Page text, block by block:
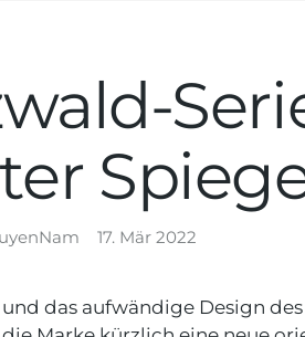
17. Mär 2022
das aufwändige Design